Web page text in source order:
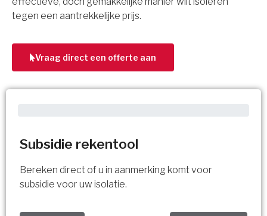
Subsidie rekentool
Bereken direct of u in aanmerking komt voor
subsidie voor uw isolatie.
tegen een aantrekkelijke prijs.
Vraag direct een offerte aan